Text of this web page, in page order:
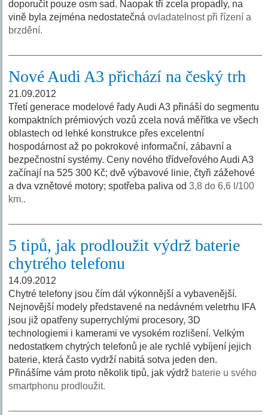
doporučit pouze osm sad. Naopak tři zcela propadly, na
vině byla zejména nedostatečnáovladatelnost při řízení a
brzdění.
Nové Audi A3 přichází na český trh
21.09.2012
Třetí generace modelové řady Audi A3 přináší do segmentu
kompaktních prémiových vozů zcela nová měřítka ve všech
oblastech od lehké konstrukce přes excelentní
hospodárnost až po pokrokové informační, zábavní a
bezpečnostní systémy. Ceny nového třídveřového Audi A3
začínají na 525 300 Kč; dvě výbavové linie, čtyři zážehové
a dva vznětové motory; spotřeba paliva od3,8 do 6,6 l/100
km..
5 tipů, jak prodloužit výdrž baterie
chytrého telefonu
14.09.2012
Chytré telefony jsou čím dál výkonnější a vybavenější.
Nejnovější modely představené na nedávném veletrhu IFA
jsou již opatřeny superrychlými procesory, 3D
technologiemi i kamerami ve vysokém rozlišení. Velkým
nedostatkem chytrých telefonů je ale rychlé vybíjení jejich
baterie, která často vydrží nabitá sotva jeden den.
Přinášíme vám proto několik tipů, jak výdrž baterie u svého
smartphonu prodloužit.